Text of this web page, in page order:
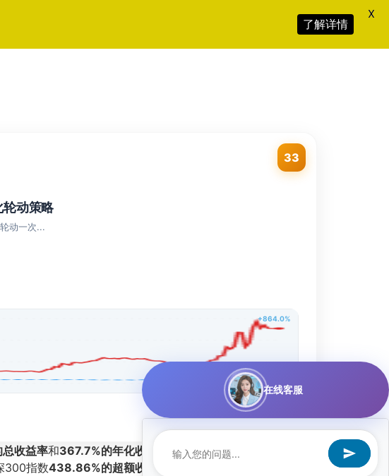
33
动策略
动一次...
+864.0%
收益率和367.7%的年化收益率
，成为量化投资领域的焦点。
300指数438.86%的超额收益
了解详情
X
在线客服